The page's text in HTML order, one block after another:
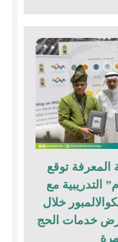
توقع
التدريبية مع
خلال
خدمات الحج